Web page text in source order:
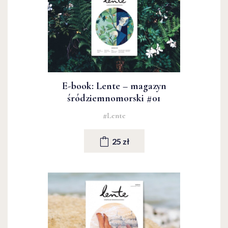
E-book: Lente – magazyn
śródziemnomorski #01
#Lente
25 zł